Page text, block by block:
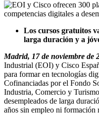
Los cursos gratuitos
larga duración y a
Madrid, 17 de noviembre de
Industrial (EOI) y Cisco
para formar en tecnologías
Cofinanciadas por el Fondo
Industria, Comercio y
desempleados de larga
años sin empleo ni formación